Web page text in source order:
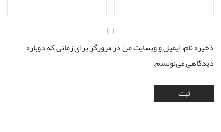
ذخیره نام، ایمیل و وبسایت من در مرورگر برای زمانی که دوباره
دیدگاهی می‌نویسم.